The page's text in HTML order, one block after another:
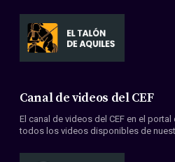
Canal de videos del CEF
El canal de videos del CEF en el
todos los videos disponibles de